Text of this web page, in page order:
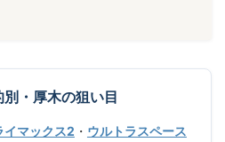
・厚木の狙い目
イマックス2 ・ ウルトラスペース